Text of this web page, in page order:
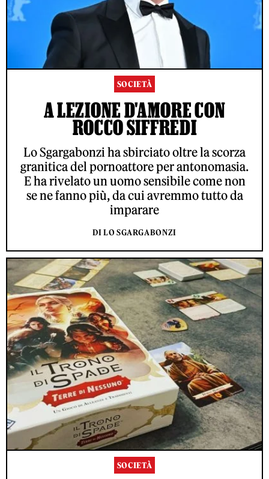
SOCIETÀ
A LEZIONE D'AMORE CON
ROCCO SIFFREDI
Lo Sgargabonzi ha sbirciato oltre la scorza
granitica del pornoattore per antonomasia.
E ha rivelato un uomo sensibile come non
se ne fanno più, da cui avremmo tutto da
imparare
DI LO SGARGABONZI
SOCIETÀ